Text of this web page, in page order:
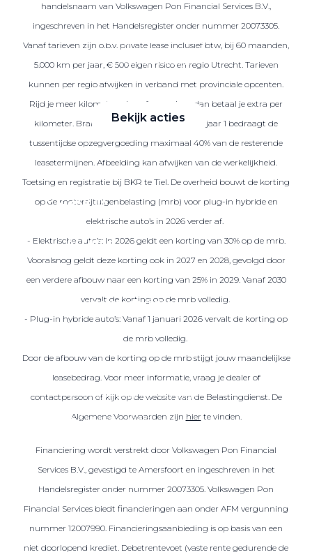
Zakelijke Lease acties
Profiteer van zakelijk
voordeel
Bekijk acties
Zakelijk
Terug
Over elektrisch rijden
Over elektrisch rijden
Onderhoud en kosten
Shuttel laadoplossingen
Duurzaamheid
Veelgestelde vragen
Aanbod elektrisch
handelsnaam van Volkswagen Pon Financial Services B.V.,
ingeschreven in het Handelsregister onder nummer 20073305.
Vanaf tarieven zijn o.b.v. private lease inclusief btw, bij 60 maanden,
5.000 km per jaar, € 500 eigen risico en regio Utrecht. Tarieven
kunnen per regio afwijken in verband met provinciale opcenten.
Rijd je meer kilometers dan afgesproken, dan betaal je extra per
kilometer. Brandstof is niet inbegrepen. Na jaar 1 bedraagt de
tussentijdse opzegvergoeding maximaal 40% van de resterende
leasetermijnen. Afbeelding kan afwijken van de werkelijkheid.
Toetsing en registratie bij BKR te Tiel. De overheid bouwt de korting
op de motorrijtuigenbelasting (mrb) voor plug-in hybride en
elektrische auto’s in 2026 verder af.
- Elektrische auto’s: In 2026 geldt een korting van 30% op de mrb.
Vooralsnog geldt deze korting ook in 2027 en 2028, gevolgd door
een verdere afbouw naar een korting van 25% in 2029. Vanaf 2030
vervalt de korting op de mrb volledig.
- Plug-in hybride auto’s: Vanaf 1 januari 2026 vervalt de korting op
de mrb volledig.
Door de afbouw van de korting op de mrb stijgt jouw maandelijkse
leasebedrag. Voor meer informatie, vraag je dealer of
contactpersoon of kijk op de website van de Belastingdienst. De
Algemene Voorwaarden zijn hier te vinden.
Financiering wordt verstrekt door Volkswagen Pon Financial
Services B.V., gevestigd te Amersfoort en ingeschreven in het
Handelsregister onder nummer 20073305. Volkswagen Pon
Financial Services biedt financieringen aan onder AFM vergunning
nummer 12007990. Financieringsaanbieding is op basis van een
niet doorlopend krediet. Debetrentevoet (vaste rente gedurende de